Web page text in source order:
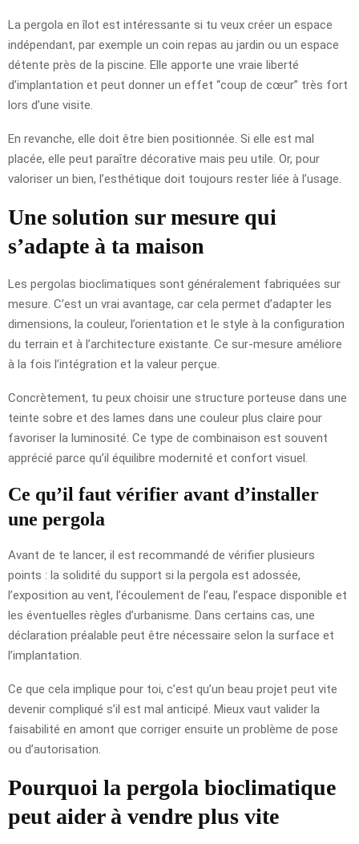
La pergola en îlot est intéressante si tu veux créer un espace
indépendant, par exemple un coin repas au jardin ou un espace
détente près de la piscine. Elle apporte une vraie liberté
d’implantation et peut donner un effet “coup de cœur” très fort
lors d’une visite.
En revanche, elle doit être bien positionnée. Si elle est mal
placée, elle peut paraître décorative mais peu utile. Or, pour
valoriser un bien, l’esthétique doit toujours rester liée à l’usage.
Une solution sur mesure qui
s’adapte à ta maison
Les pergolas bioclimatiques sont généralement fabriquées sur
mesure. C’est un vrai avantage, car cela permet d’adapter les
dimensions, la couleur, l’orientation et le style à la configuration
du terrain et à l’architecture existante. Ce sur-mesure améliore
à la fois l’intégration et la valeur perçue.
Concrètement, tu peux choisir une structure porteuse dans une
teinte sobre et des lames dans une couleur plus claire pour
favoriser la luminosité. Ce type de combinaison est souvent
apprécié parce qu’il équilibre modernité et confort visuel.
Ce qu’il faut vérifier avant d’installer
une pergola
Avant de te lancer, il est recommandé de vérifier plusieurs
points : la solidité du support si la pergola est adossée,
l’exposition au vent, l’écoulement de l’eau, l’espace disponible et
les éventuelles règles d’urbanisme. Dans certains cas, une
déclaration préalable peut être nécessaire selon la surface et
l’implantation.
Ce que cela implique pour toi, c’est qu’un beau projet peut vite
devenir compliqué s’il est mal anticipé. Mieux vaut valider la
faisabilité en amont que corriger ensuite un problème de pose
ou d’autorisation.
Pourquoi la pergola bioclimatique
peut aider à vendre plus vite